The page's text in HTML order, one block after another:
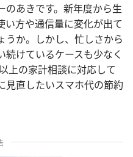
のあきです。新年度から生
い方や通信量に変化が出て
うか。しかし、忙しさから
けているケースも少なく
上の家計相談に対応して
見直したいスマホ代の節約